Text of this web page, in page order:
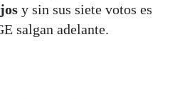
y sin sus siete votos es
salgan adelante.